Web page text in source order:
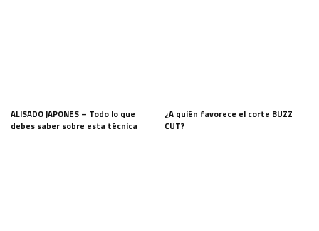
ALISADO JAPONES – Todo lo que
debes saber sobre esta técnica
¿A quién favorece el corte BUZZ
CUT?